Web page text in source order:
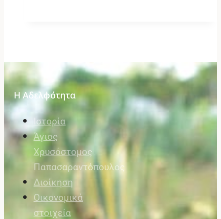
Η Αδελφότητα
Ιστορία
Άγιος
Χρυσόστομος
Παπασαραντόπουλος
Διοίκηση
Οικονομικά
στοιχεία